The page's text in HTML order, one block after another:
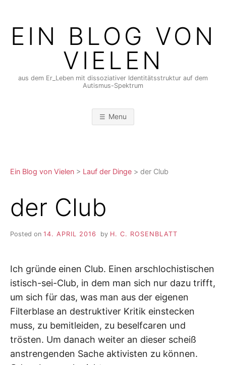
contentEIN BLOG VON
VIELEN
aus dem Er_Leben mit dissoziativer Identitätsstruktur auf dem
Autismus-Spektrum
Menu
Ein Blog von Vielen > Lauf der Dinge > der Club
der Club
Posted on 14. APRIL 2016 by H. C. ROSENBLATT
Ich gründe einen Club. Einen arschlochistischen
istisch-sei-Club, in dem man sich nur dazu trifft,
um sich für das, was man aus der eigenen
Filterblase an destruktiver Kritik einstecken
muss, zu bemitleiden, zu beselfcaren und
trösten. Um danach weiter an dieser scheiß
anstrengenden Sache aktivisten zu können.